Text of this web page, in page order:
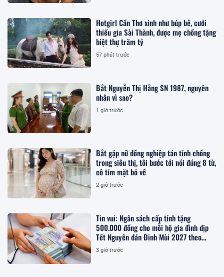
Hotgirl Cần Thơ xinh như búp bê, cưới
thiếu gia Sài Thành, được mẹ chồng tặng
biệt thự trăm tỷ
57 phút trước
Bắt Nguyễn Thị Hằng SN 1987, nguyên
nhân vì sao?
1 giờ trước
Bắt gặp nữ đồng nghiệp tán tỉnh chồng
trong siêu thị, tôi bước tới nói đúng 8 từ,
cô tím mặt bỏ về
2 giờ trước
Tin vui: Ngân sách cấp tỉnh tặng
500.000 đồng cho mỗi hộ gia đình dịp
Tết Nguyên đán Đinh Mùi 2027 theo
Nghị quyết 83 khi thuộc trường hợp
nào?
3 giờ trước